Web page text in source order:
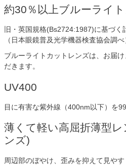
約30％以上ブルーライト
旧・英国規格(Bs2724:1987)に基づく
（日本眼鏡普及光学機器検査協会調べ
ブルーライトカットレンズは、お届
だきます。
UV400
目に有害な紫外線（400nm以下）を
薄くて軽い高屈折薄型
ンズ)
周辺部のぼやけ、歪みを抑えて見やす